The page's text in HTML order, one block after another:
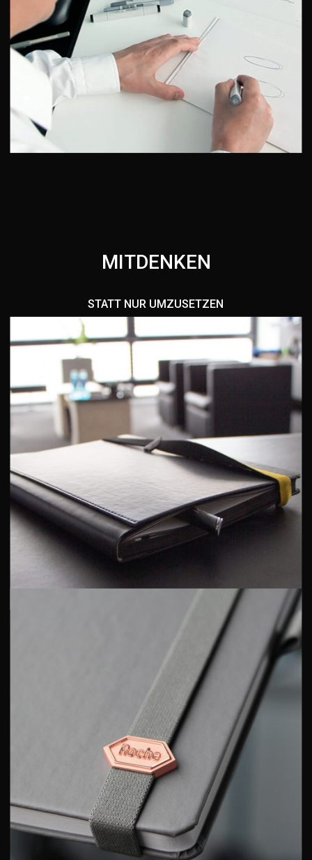
MITDENKEN
STATT NUR UMZUSETZEN